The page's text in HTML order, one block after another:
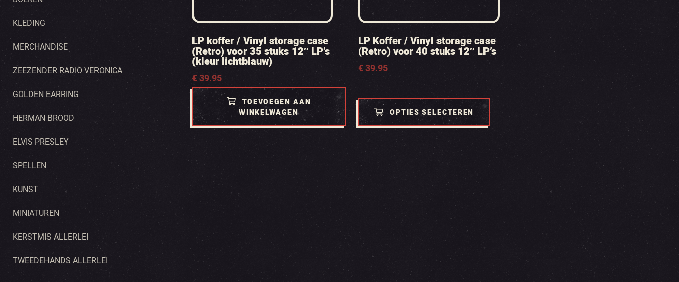
KLEDING
MERCHANDISE
ZEEZENDER RADIO VERONICA
GOLDEN EARRING
HERMAN BROOD
ELVIS PRESLEY
SPELLEN
KUNST
MINIATUREN
KERSTMIS ALLERLEI
TWEEDEHANDS ALLERLEI
LP koffer / Vinyl storage case
(Retro) voor 35 stuks 12″ LP’s
(kleur lichtblauw)
€39.95
TOEVOEGEN AAN
WINKELWAGEN
LP Koffer / Vinyl storage case
(Retro) voor 40 stuks 12″ LP’s
€39.95
OPTIES SELECTEREN